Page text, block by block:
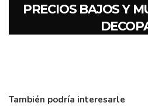
PRECIOS BAJOS Y
También podría interesarle